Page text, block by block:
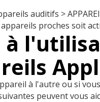
auditifs >
proches soit
à
à l'autre ou si
peuvent vous